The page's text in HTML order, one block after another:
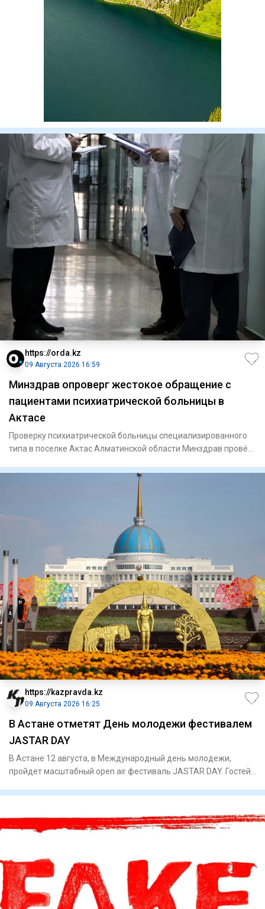
https://orda.kz
09 Августа 2026 16:59
Минздрав опроверг жестокое обращение с
пациентами психиатрической больницы в
Актасе
Проверку психиатрической больницы специализированного
типа в поселке Актас Алматинской области Минздрав провёл
https://kazpravda.kz
09 Августа 2026 16:25
В Астане отметят День молодежи фестивалем
JASTAR DAY
В Астане 12 августа, в Международный день молодежи,
пройдет масштабный open air фестиваль JASTAR DAY. Гостей